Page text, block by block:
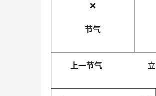
❌
节气
上一节气